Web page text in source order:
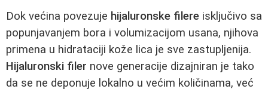
Dok većina povezuje hijaluronske filere isključivo sa
popunjavanjem bora i volumizacijom usana, njihova
primena u hidrataciji kože lica je sve zastupljenija.
Hijaluronski filer nove generacije dizajniran je tako
da se ne deponuje lokalno u većim količinama, već